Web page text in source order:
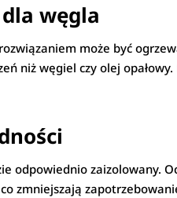
węgla
może być
niż węgiel czy olej
odpowiednio zaizolowany.
zmniejszają